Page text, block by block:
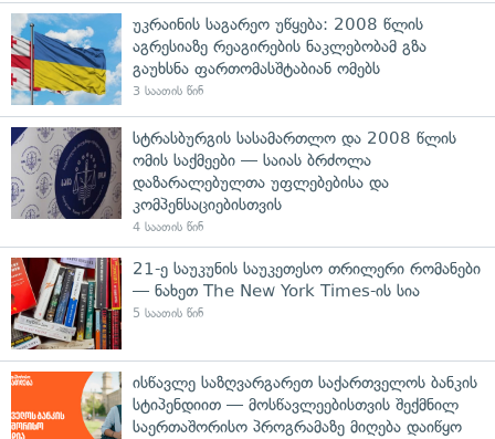
უკრაინის საგარეო უწყება: 2008 წლის
აგრესიაზე რეაგირების ნაკლებობამ გზა
გაუხსნა ფართომასშტაბიან ომებს
3 საათის წინ
სტრასბურგის სასამართლო და 2008 წლის
ომის საქმეები — საიას ბრძოლა
დაზარალებულთა უფლებებისა და
კომპენსაციებისთვის
4 საათის წინ
21-ე საუკუნის საუკეთესო თრილერი რომანები
— ნახეთ The New York Times-ის სია
5 საათის წინ
ისწავლე საზღვარგარეთ საქართველოს ბანკის
სტიპენდიით — მოსწავლეებისთვის შექმნილ
საერთაშორისო პროგრამაზე მიღება დაიწყო